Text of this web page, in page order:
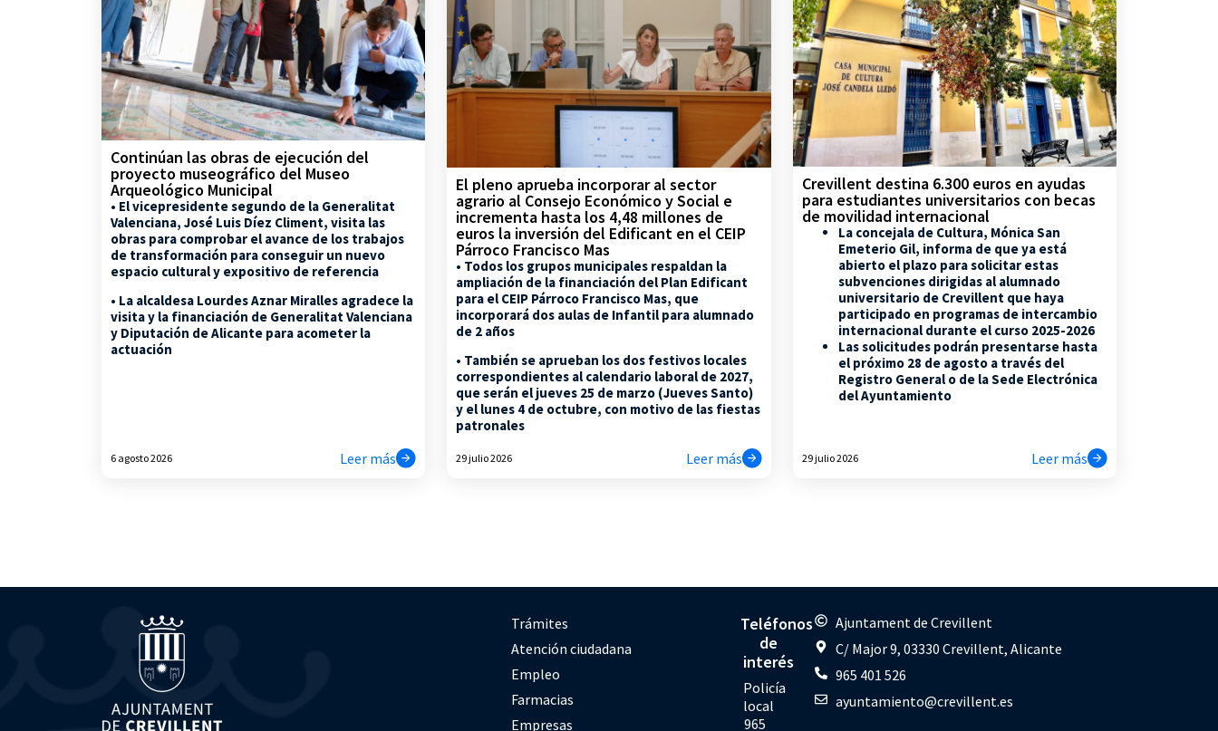
Continúan las obras de ejecución del
proyecto museográfico del Museo
Arqueológico Municipal
• El vicepresidente segundo de la Generalitat
Valenciana, José Luis Díez Climent, visita las
obras para comprobar el avance de los trabajos
de transformación para conseguir un nuevo
espacio cultural y expositivo de referencia
• La alcaldesa Lourdes Aznar Miralles agradece la
visita y la financiación de Generalitat Valenciana
y Diputación de Alicante para acometer la
actuación
6 agosto 2026 Leer más
El pleno aprueba incorporar al sector
agrario al Consejo Económico y Social e
incrementa hasta los 4,48 millones de
euros la inversión del Edificant en el CEIP
Párroco Francisco Mas
• Todos los grupos municipales respaldan la
ampliación de la financiación del Plan Edificant
para el CEIP Párroco Francisco Mas, que
incorporará dos aulas de Infantil para alumnado
de 2 años
• También se aprueban los dos festivos locales
correspondientes al calendario laboral de 2027,
que serán el jueves 25 de marzo (Jueves Santo)
y el lunes 4 de octubre, con motivo de las fiestas
patronales
29 julio 2026 Leer más
Crevillent destina 6.300 euros en ayudas
para estudiantes universitarios con becas
de movilidad internacional
La concejala de Cultura, Mónica San
Emeterio Gil, informa de que ya está
abierto el plazo para solicitar estas
subvenciones dirigidas al alumnado
universitario de Crevillent que haya
participado en programas de intercambio
internacional durante el curso 2025-2026
Las solicitudes podrán presentarse hasta
el próximo 28 de agosto a través del
Registro General o de la Sede Electrónica
del Ayuntamiento
29 julio 2026 Leer más
Trámites
Atención ciudadana
Empleo
Farmacias
Empresas
Teléfonos
de
interés
Policía
local
965
Ajuntament de Crevillent
C/ Major 9, 03330 Crevillent, Alicante
965 401 526
ayuntamiento@crevillent.es